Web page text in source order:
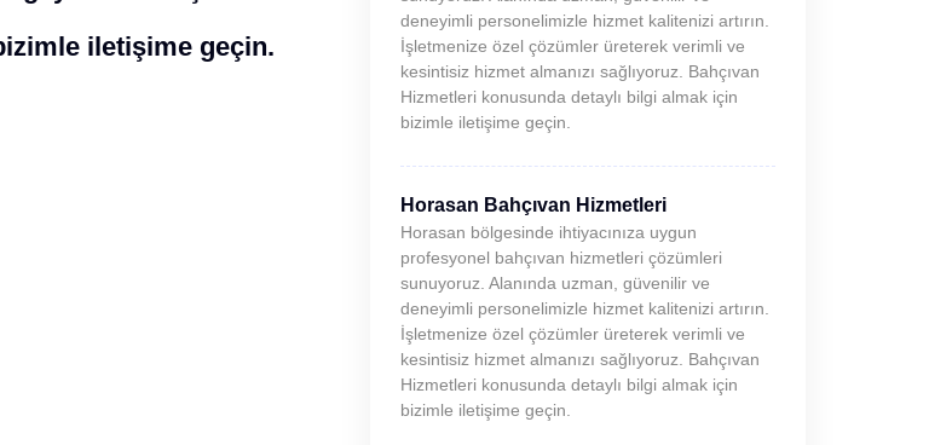
iletişime geçin.
deneyimli personelimizle hizmet kalitenizi artırın.
İşletmenize özel çözümler üreterek verimli ve
kesintisiz hizmet almanızı sağlıyoruz. Bahçıvan
Hizmetleri konusunda detaylı bilgi almak için
bizimle iletişime geçin.
Horasan Bahçıvan Hizmetleri
Horasan bölgesinde ihtiyacınıza uygun
profesyonel bahçıvan hizmetleri çözümleri
sunuyoruz. Alanında uzman, güvenilir ve
deneyimli personelimizle hizmet kalitenizi artırın.
İşletmenize özel çözümler üreterek verimli ve
kesintisiz hizmet almanızı sağlıyoruz. Bahçıvan
Hizmetleri konusunda detaylı bilgi almak için
bizimle iletişime geçin.